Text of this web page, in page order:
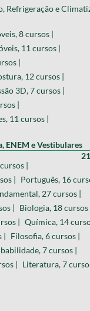
Refrigeração e
8 cursos |
11 cursos |
|
12 cursos |
3D, 7 cursos |
|
11 cursos |
ENEM e Vestibulares
|
| Português, 16
27 cursos |
| Biologia, 18 cursos
| Química, 14
| Filosofia, 6 cursos |
7 cursos |
| Literatura, 7